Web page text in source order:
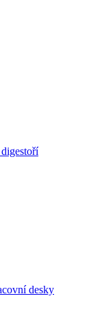
desky